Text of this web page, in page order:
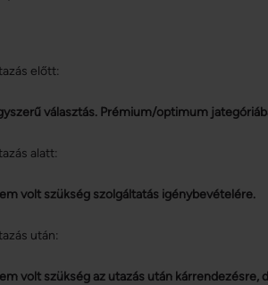
előtt:
választás. Prémium/optimum
alatt:
volt szükség szolgáltatás igénybevételére.
után:
volt szükség az utazás után kárrendezésre,